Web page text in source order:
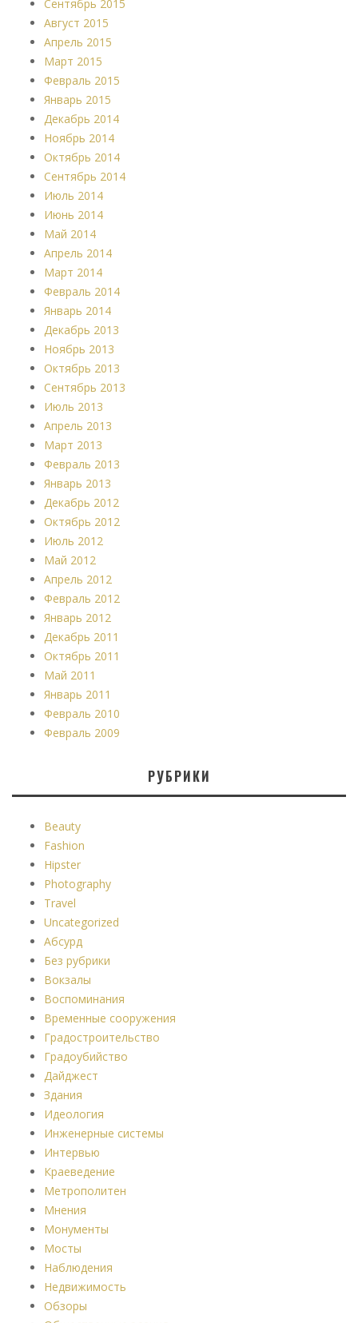
Сентябрь 2015
Август 2015
Апрель 2015
Март 2015
Февраль 2015
Январь 2015
Декабрь 2014
Ноябрь 2014
Октябрь 2014
Сентябрь 2014
Июль 2014
Июнь 2014
Май 2014
Апрель 2014
Март 2014
Февраль 2014
Январь 2014
Декабрь 2013
Ноябрь 2013
Октябрь 2013
Сентябрь 2013
Июль 2013
Апрель 2013
Март 2013
Февраль 2013
Январь 2013
Декабрь 2012
Октябрь 2012
Июль 2012
Май 2012
Апрель 2012
Февраль 2012
Январь 2012
Декабрь 2011
Октябрь 2011
Май 2011
Январь 2011
Февраль 2010
Февраль 2009
РУБРИКИ
Beauty
Fashion
Hipster
Photography
Travel
Uncategorized
Абсурд
Без рубрики
Вокзалы
Воспоминания
Временные сооружения
Градостроительство
Градоубийство
Дайджест
Здания
Идеология
Инженерные системы
Интервью
Краеведение
Метрополитен
Мнения
Монументы
Мосты
Наблюдения
Недвижимость
Обзоры